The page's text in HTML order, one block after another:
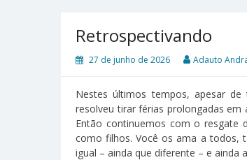
Retrospectivando
27 de junho de 2026 Adauto
Nestes últimos tempos, apesar
resolveu tirar férias prolongadas
Então continuemos com o resgate
como filhos. Você os ama a todos,
igual – ainda que diferente – e ainda